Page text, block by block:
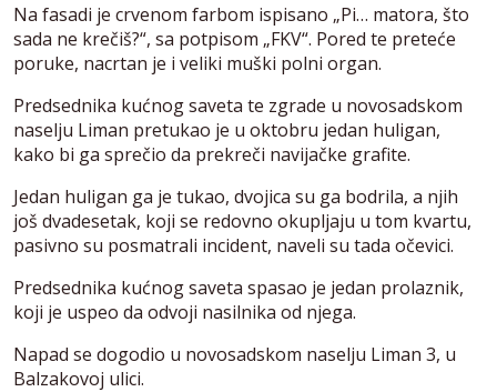
Na fasadi je crvenom farbom ispisano „Pi… matora, što
sada ne krečiš?“, sa potpisom „FKV“. Pored te preteće
poruke, nacrtan je i veliki muški polni organ.
Predsednika kućnog saveta te zgrade u novosadskom
naselju Liman pretukao je u oktobru jedan huligan,
kako bi ga sprečio da prekreči navijačke grafite.
Jedan huligan ga je tukao, dvojica su ga bodrila, a njih
još dvadesetak, koji se redovno okupljaju u tom kvartu,
pasivno su posmatrali incident, naveli su tada očevici.
Predsednika kućnog saveta spasao je jedan prolaznik,
koji je uspeo da odvoji nasilnika od njega.
Napad se dogodio u novosadskom naselju Liman 3, u
Balzakovoj ulici.